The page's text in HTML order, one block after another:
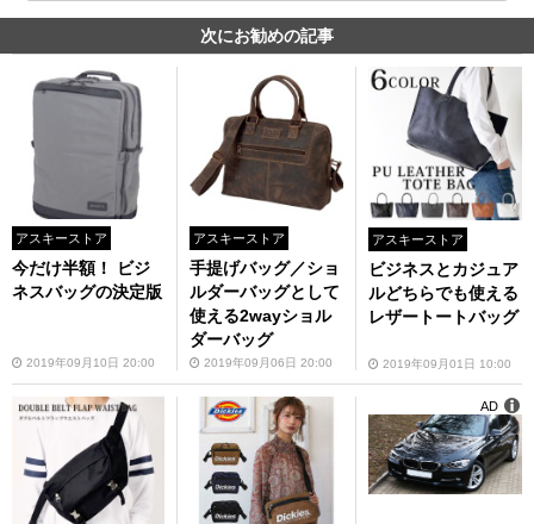
次にお勧めの記事
アスキーストア
今だけ半額！ ビジ
ネスバッグの決定版
2019年09月10日 20:00
アスキーストア
手提げバッグ／ショ
ルダーバッグとして
使える2wayショル
ダーバッグ
2019年09月06日 20:00
アスキーストア
ビジネスとカジュア
ルどちらでも使える
レザートートバッグ
2019年09月01日 10:00
AD